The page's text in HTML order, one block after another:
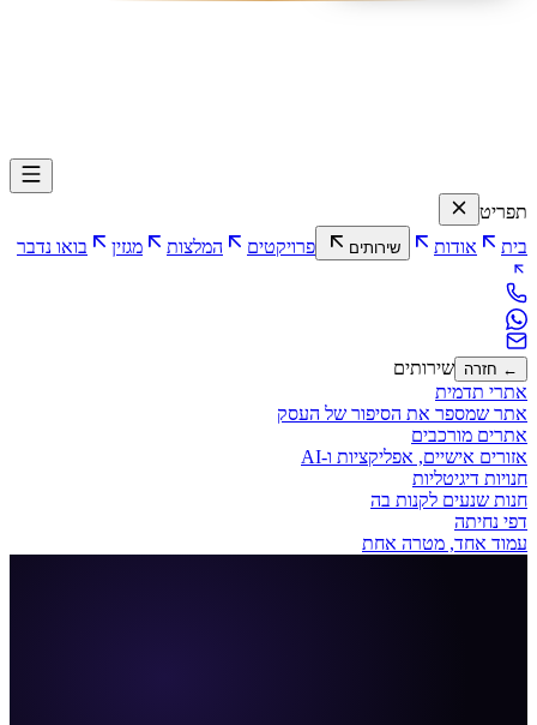
תפריט
בית
אודות שירותים פרויקטים המלצות מגזין בואו נדבר
← חזרה
שירותים
אתרי תדמית
אתר שמספר את הסיפור של העסק
אתרים מורכבים
אזורים אישיים, אפליקציות ו-AI
חנויות דיגיטליות
חנות שנעים לקנות בה
דפי נחיתה
עמוד אחד, מטרה אחת